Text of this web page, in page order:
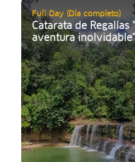
Full Day (Día completo)
Catarata de Regalías
aventura inolvidable"